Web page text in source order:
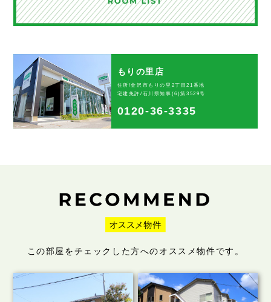
もりの里店
住所/金沢市もりの里2丁目21番地
宅建免許/石川県知事(6)第3529号
0120-36-3335
この部屋をチェックした方へのオススメ物件です。